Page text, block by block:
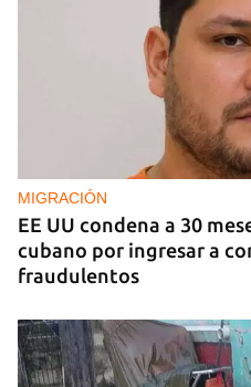
MIGRACIÓN
EE UU condena a 30
cubano por ingresar a
fraudulentos